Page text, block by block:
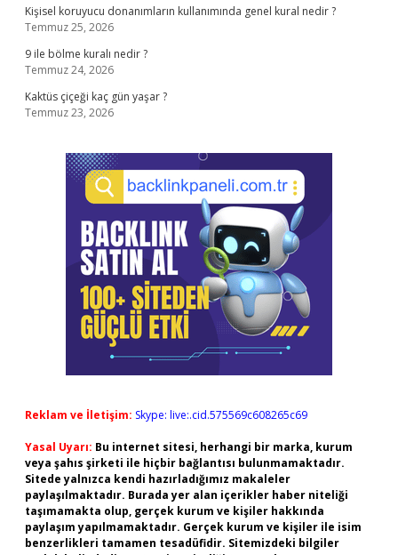
Kişisel koruyucu donanımların kullanımında genel kural nedir ?
Temmuz 25, 2026
9 ile bölme kuralı nedir ?
Temmuz 24, 2026
Kaktüs çiçeği kaç gün yaşar ?
Temmuz 23, 2026
Reklam ve İletişim: Skype: live:.cid.575569c608265c69
Yasal Uyarı: Bu internet sitesi, herhangi bir marka, kurum
veya şahıs şirketi ile hiçbir bağlantısı bulunmamaktadır.
Sitede yalnızca kendi hazırladığımız makaleler
paylaşılmaktadır. Burada yer alan içerikler haber niteliği
taşımamakta olup, gerçek kurum ve kişiler hakkında
paylaşım yapılmamaktadır. Gerçek kurum ve kişiler ile isim
benzerlikleri tamamen tesadüfidir. Sitemizdeki bilgiler